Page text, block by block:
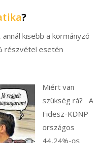
?
kisebb a kormányzó
részvétel esetén
Miért van
szükség rá? A
Fidesz-KDNP
országos
44,24%-os